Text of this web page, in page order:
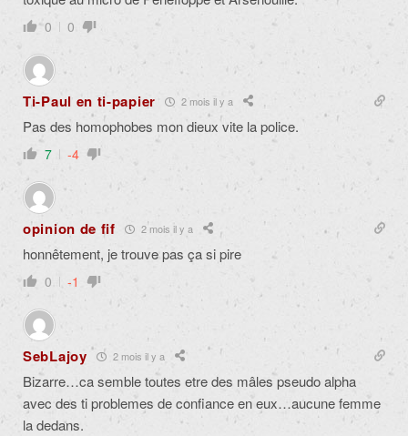
0 0
Ti-Paul en ti-papier 2 mois il y a
Pas des homophobes mon dieux vite la police.
7 -4
opinion de fif 2 mois il y a
honnêtement, je trouve pas ça si pire
0 -1
SebLajoy 2 mois il y a
Bizarre…ca semble toutes etre des mâles pseudo alpha
avec des ti problemes de confiance en eux…aucune femme
la dedans.